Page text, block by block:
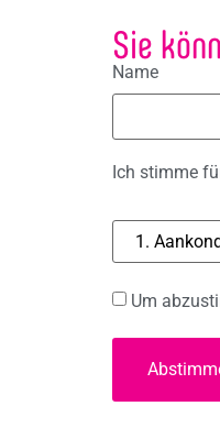
Sie
Name
Ich stimme
Um